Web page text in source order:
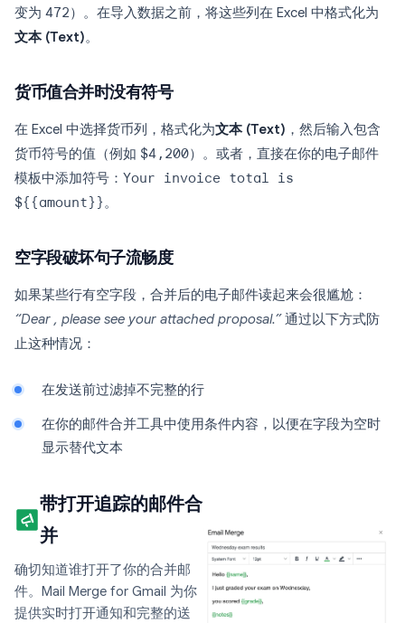
变为 472）。在导入数据之前，将这些列在 Excel 中格式化为
文本 (Text)。
货币值合并时没有符号
在 Excel 中选择货币列，格式化为文本 (Text) ，然后输入包含
货币符号的值（例如 $4,200）。或者，直接在你的电子邮件
模板中添加符号： Your invoice total is
${{amount}}。
空字段破坏句子流畅度
如果某些行有空字段，合并后的电子邮件读起来会很尴尬：
“Dear , please see your attached proposal.”通过以下方式防
止这种情况：
在发送前过滤掉不完整的行
在你的邮件合并工具中使用条件内容，以便在字段为空时
显示替代文本
带打开追踪的邮件合
并
确切知道谁打开了你的合并邮
件。Mail Merge for Gmail 为你
提供实时打开通知和完整的送